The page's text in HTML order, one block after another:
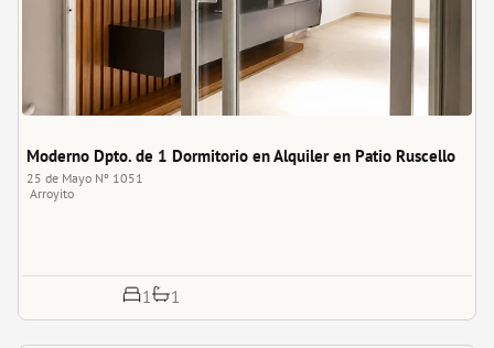
Moderno Dpto. de 1 Dormitorio en Alquiler en Patio Ruscello
25 de Mayo Nº 1051
Arroyito
1 1